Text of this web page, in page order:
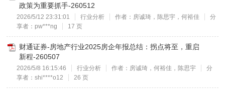
政策为重要抓手-260512
2026/5/12 23:31:01 行业分析 作者：房诚琦，陈思宇，何裕佳
分
享者：pw***ng
17 页
财通证券-房地产行业2025房企年报总结：拐点将至，重启
新程-260507
2026/5/8 16:15:46 行业分析 作者：房诚琦，何裕佳，陈思宇
分
享者：shi****o12
26 页